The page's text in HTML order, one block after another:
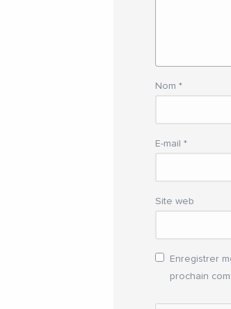
Nom*
E-mail*
Site web
Enregistrer
prochain